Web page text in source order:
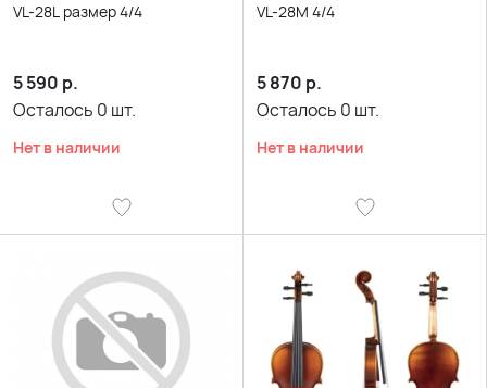
VL-28L размер 4/4
5 590 р.
Осталось 0 шт.
Нет в наличии
VL-28M 4/4
5 870 р.
Осталось 0 шт.
Нет в наличии